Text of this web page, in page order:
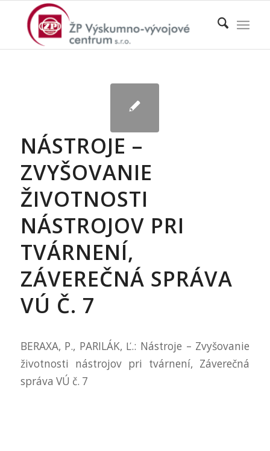
NÁSTROJE –
ZVYŠOVANIE
ŽIVOTNOSTI
NÁSTROJOV PRI
TVÁRNENÍ,
ZÁVEREČNÁ SPRÁVA
VÚ Č. 7
BERAXA, P., PARILÁK, Ľ.: Nástroje – Zvyšovanie
životnosti nástrojov pri tvárnení, Záverečná
správa VÚ č. 7